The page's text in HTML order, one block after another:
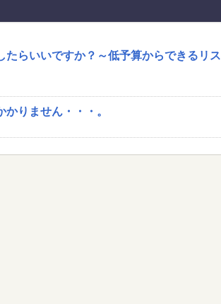
たらいいですか？～低予算からできるリス
りません・・・。